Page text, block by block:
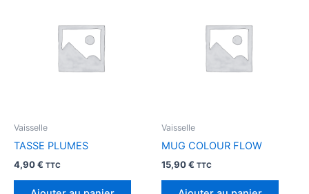
Vaisselle
TASSE PLUMES
4,90€ TTC
Vaisselle
MUG COLOUR FLOW
15,90€ TTC